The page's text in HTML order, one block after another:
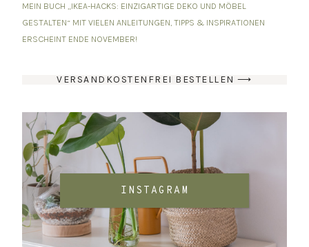
MEIN BUCH „IKEA-HACKS: EINZIGARTIGE DEKO UND MÖBEL
GESTALTEN“ MIT VIELEN ANLEITUNGEN, TIPPS & INSPIRATIONEN
ERSCHEINT ENDE NOVEMBER!
VERSANDKOSTENFREI BESTELLEN ⟶
INSTAGRAM